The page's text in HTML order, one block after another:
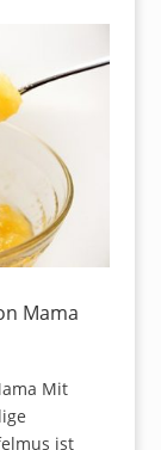
Mama
Mit
ist